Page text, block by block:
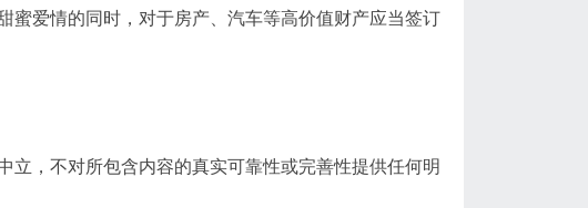
蜜爱情的同时，对于房产、汽车等高价值财产应当签订
，不对所包含内容的真实可靠性或完善性提供任何明